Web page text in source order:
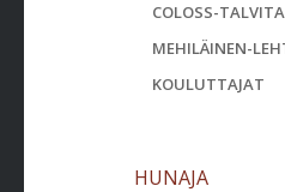
COLOSS-
MEHILÄINEN-
KOULUTTAJAT
HUNAJA